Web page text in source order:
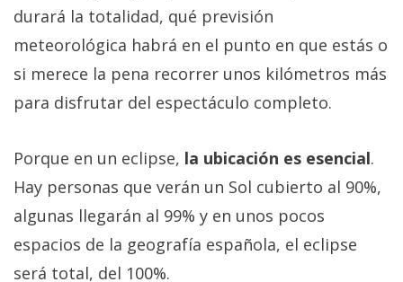
durará la totalidad, qué previsión
meteorológica habrá en el punto en que estás o
si merece la pena recorrer unos kilómetros más
para disfrutar del espectáculo completo.
Porque en un eclipse, la ubicación es esencial.
Hay personas que verán un Sol cubierto al 90%,
algunas llegarán al 99% y en unos pocos
espacios de la geografía española, el eclipse
será total, del 100%.